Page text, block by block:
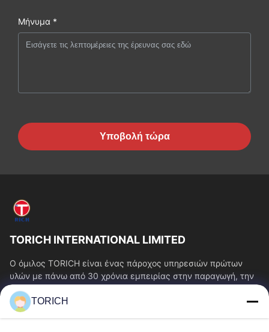
Μήνυμα *
Υποβολή τώρα
TORICH INTERNATIONAL LIMITED
Ο όμιλος TORICH είναι ένας πάροχος υπηρεσιών πρώτων
υλών με πάνω από 30 χρόνια εμπειρίας στην παραγωγή, την
έρευνα και ανάπτυξη, το εμπόριο, την...
Γρήγοροι Σύνδεσμοι
TORICH